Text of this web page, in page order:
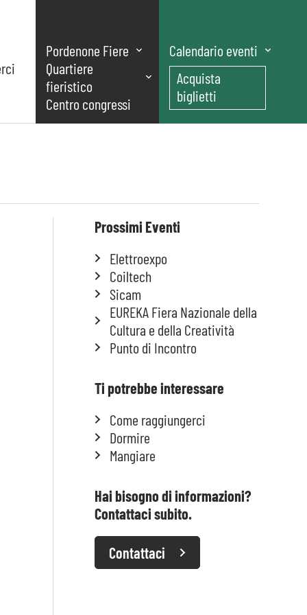
Pordenone Fiere
Quartiere
fieristico
Centro congressi
Calendario eventi
Acquista
biglietti
Prossimi Eventi
Elettroexpo
Coiltech
Sicam
EUREKA Fiera Nazionale della
Cultura e della Creatività
Punto di Incontro
Ti potrebbe interessare
Come raggiungerci
Dormire
Mangiare
Hai bisogno di informazioni?
Contattaci subito.
Contattaci